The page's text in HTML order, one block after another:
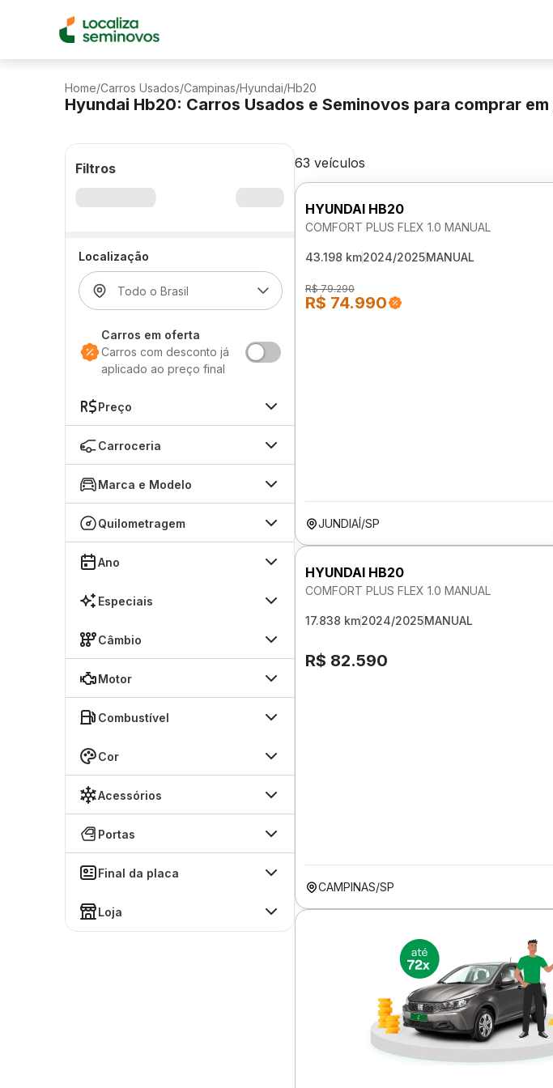
Home/Carros Usados/Campinas/Hyundai/Hb20
Hyundai Hb20: Carros Usados e Seminovos para comprar em
Filtros
Localização
Carros em oferta
Carros com desconto já
aplicado ao preço final
Preço
Carroceria
Marca e Modelo
Quilometragem
Ano
Especiais
Câmbio
Motor
Combustível
Cor
Acessórios
Portas
Final da placa
Loja
63 veículos
HYUNDAI HB20
COMFORT PLUS FLEX 1.0 MANUAL
43.198 km2024/2025MANUAL
R$ 79.290
R$ 74.990
JUNDIAÍ/SP
HYUNDAI HB20
COMFORT PLUS FLEX 1.0 MANUAL
17.838 km2024/2025MANUAL
R$ 82.590
CAMPINAS/SP